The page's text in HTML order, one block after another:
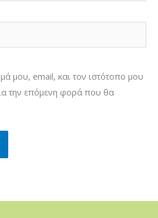
μου, email, και τον ιστότοπο μου
την επόμενη φορά που θα